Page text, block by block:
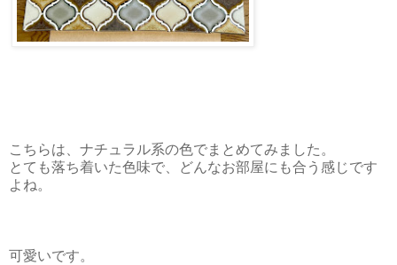
こちらは、ナチュラル系の色でまとめてみました。
とても落ち着いた色味で、どんなお部屋にも合う感じです
よね。
可愛いです。